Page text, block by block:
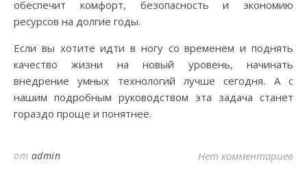
обеспечит комфорт, безопасность и экономию
ресурсов на долгие годы.
Если вы хотите идти в ногу со временем и поднять
качество жизни на новый уровень, начинать
внедрение умных технологий лучше сегодня. А с
нашим подробным руководством эта задача станет
гораздо проще и понятнее.
от admin Нет комментариев